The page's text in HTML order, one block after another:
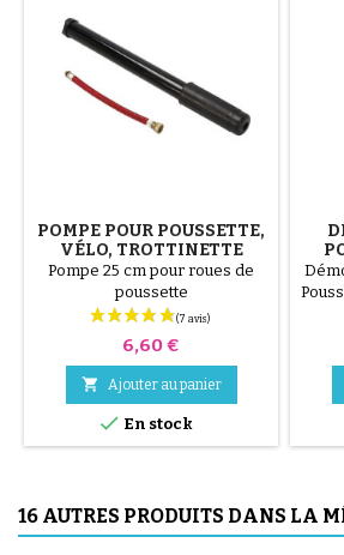
POMPE POUR POUSSETTE,
VÉLO, TROTTINETTE
Pompe 25 cm pour roues de
poussette
Prix
6,60 €
 Ajouter au panier
 En stock
de
16 AUTRES PRODUITS DANS LA